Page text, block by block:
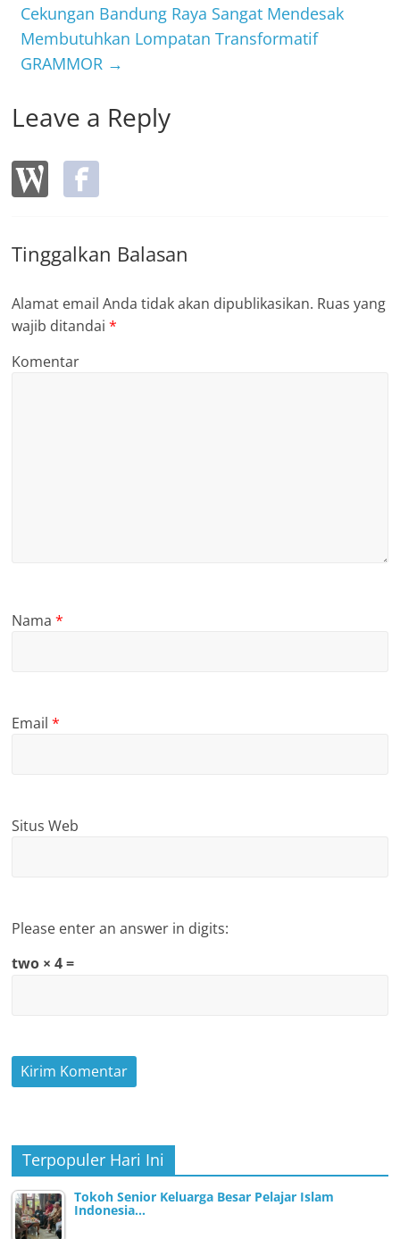
Cekungan Bandung Raya Sangat Mendesak
Membutuhkan Lompatan Transformatif
GRAMMOR →
Leave a Reply
Tinggalkan Balasan
Alamat email Anda tidak akan dipublikasikan. Ruas yang
wajib ditandai*
Komentar
Nama*
Email*
Situs Web
Please enter an answer in digits:
two × 4 =
Terpopuler Hari Ini
Tokoh Senior Keluarga Besar Pelajar Islam
Indonesia…